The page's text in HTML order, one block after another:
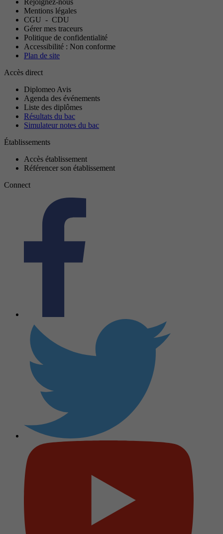
Rejoignez-nous
Mentions légales
CGU - CDU
Gérer mes traceurs
Politique de confidentialité
Accessibilité : Non conforme
Plan de site
Accès direct
Diplomeo Avis
Agenda des événements
Liste des diplômes
Résultats du bac
Simulateur notes du bac
Établissements
Accès établissement
Référencer son établissement
Connect